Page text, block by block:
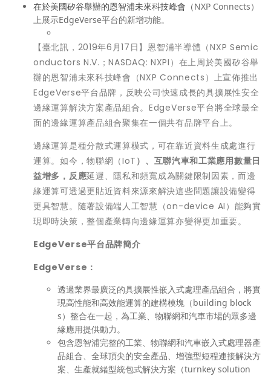
在於美國矽谷舉辦的恩智浦未來科技峰會（NXP Connects）
上展示EdgeVerse平台的新增功能。
【臺北訊，2019年6月17日】恩智浦半導體（NXP Semic
onductors N.V.；NASDAQ: NXPI）在上周於美國矽谷舉
辦的恩智浦未來科技峰會（NXP Connects）上宣佈推出
EdgeVerse平台品牌，反映公司快速成長的具擴展性安全
邊緣運算解決方案產品組合。EdgeVerse平台將全球最全
面的邊緣運算產品組合聚集在一個共有品牌平台上。
邊緣運算是種分散式運算模式，可在靠近資料生成處進行
運算。如今，物聯網（IoT ）、互聯汽車和工業應用數量日
益增多，反應延遲、隱私和頻寬成為關鍵限制因素，而邊
緣運算可透過更貼近資料來源來解決這些問題讓設備變得
更具智慧。隨著設備端人工智慧（on-device AI）能夠實
現即時決策，整個產業轉向邊緣運算亦變得更加重要。
EdgeVerse平台品牌簡介
EdgeVerse ：
透過業界最廣泛的具擴展性嵌入式處理產品組合，將實
現高性能和高效能運算的建構模塊（building block
s）整合在一起，為工業、物聯網和汽車市場的眾多邊
緣應用提供動力。
包含恩智浦完整的工業、物聯網和汽車嵌入式處理器產
品組合、全球頂尖的安全產品、增強型短程連接解決方
案、生產就緒型統包式解決方案（turnkey solution